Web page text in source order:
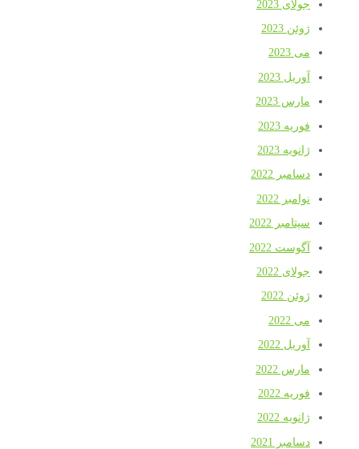
جولای 2023
ژوئن 2023
می 2023
آوریل 2023
مارس 2023
فوریه 2023
ژانویه 2023
دسامبر 2022
نوامبر 2022
سپتامبر 2022
آگوست 2022
جولای 2022
ژوئن 2022
می 2022
آوریل 2022
مارس 2022
فوریه 2022
ژانویه 2022
دسامبر 2021